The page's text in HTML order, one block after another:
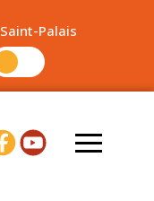
Saint-Palais